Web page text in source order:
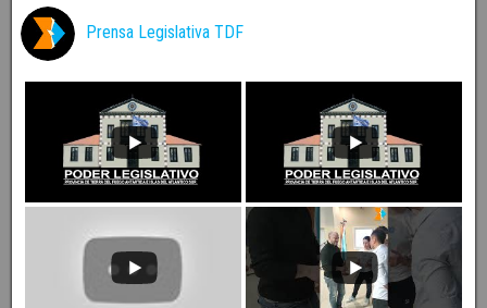
Prensa Legislativa TDF